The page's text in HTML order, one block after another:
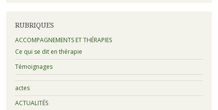
RUBRIQUES
ACCOMPAGNEMENTS ET THÉRAPIES
Ce qui se dit en thérapie
Témoignages
actes
ACTUALITÉS